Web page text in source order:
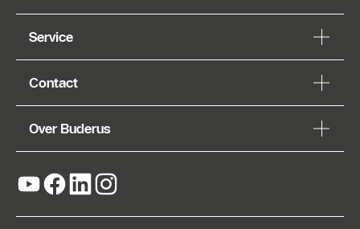
Service
Contact
Over Buderus